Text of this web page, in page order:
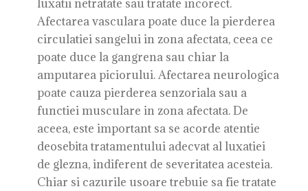
luxatii netratate sau tratate incorect.
Afectarea vasculara poate duce la pierderea
circulatiei sangelui in zona afectata, ceea ce
poate duce la gangrena sau chiar la
amputarea piciorului. Afectarea neurologica
poate cauza pierderea senzoriala sau a
functiei musculare in zona afectata. De
aceea, este important sa se acorde atentie
deosebita tratamentului adecvat al luxatiei
de glezna, indiferent de severitatea acesteia.
Chiar si cazurile usoare trebuie sa fie tratate